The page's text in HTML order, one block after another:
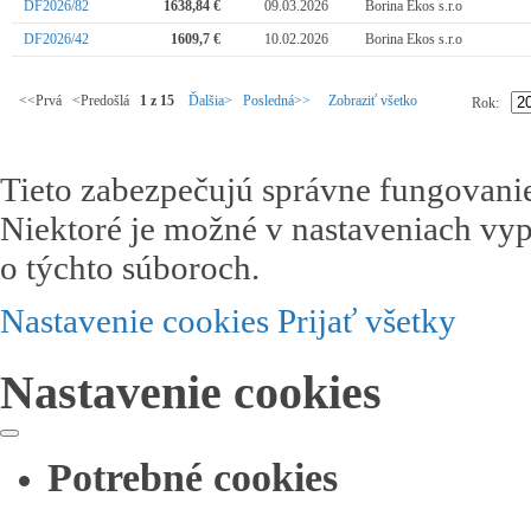
DF2026/82
1638,84 € 09.03.2026
Borina Ekos s.r.o
DF2026/42
1609,7 € 10.02.2026 Borina Ekos s.r.o
<<Prvá <Predošlá 1 z 15 Ďalšia> Posledná>> Zobraziť všetko Rok:
Tieto zabezpečujú správne
Niektoré je možné v nastaveniach
o týchto súboroch.
Nastavenie cookies Prijať všetky
Nastavenie cookies
Potrebné cookies